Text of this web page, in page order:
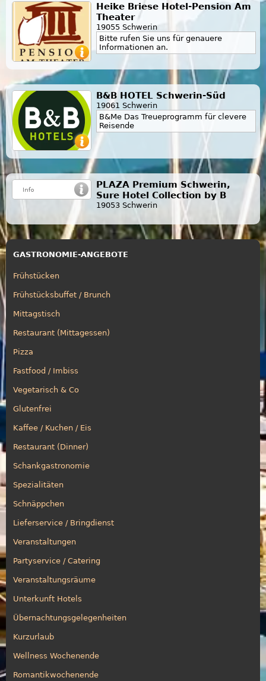
Heike Briese Hotel-Pension Am
Theater
19055 Schwerin
Bitte rufen Sie uns für genauere
Informationen an.
B&B HOTEL Schwerin-Süd
19061 Schwerin
B&Me Das Treueprogramm für clevere
Reisende
PLAZA Premium Schwerin,
Sure Hotel Collection by B
19053 Schwerin
GASTRONOMIE-ANGEBOTE
Frühstücken
Frühstücksbuffet / Brunch
Mittagstisch
Restaurant (Mittagessen)
Pizza
Fastfood / Imbiss
Vegetarisch & Co
Glutenfrei
Kaffee / Kuchen / Eis
Restaurant (Dinner)
Schankgastronomie
Spezialitäten
Schnäppchen
Lieferservice / Bringdienst
Veranstaltungen
Partyservice / Catering
Veranstaltungsräume
Unterkunft Hotels
Übernachtungsgelegenheiten
Kurzurlaub
Wellness Wochenende
Romantikwochenende